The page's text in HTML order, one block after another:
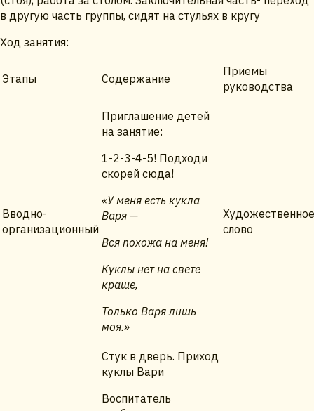
в другую часть группы, сидят на стульях в кругу
Ход занятия:
Этапы Содержание
Приемы
руководства
Вводно-
организационный
Приглашение детей
на занятие:
1-2-3-4-5! Подходи
скорей сюда!
«У меня есть кукла
Варя —
Вся похожа на меня!
Куклы нет на свете
краше,
Только Варя лишь
моя.»
Художественное
слово
Стук в дверь. Приход
куклы Вари
Воспитатель